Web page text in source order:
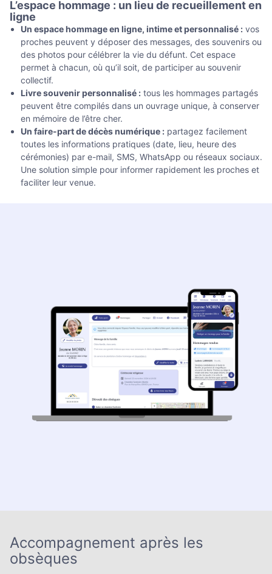
L’espace hommage : un lieu de recueillement en
ligne
Un espace hommage en ligne, intime et personnalisé : vos
proches peuvent y déposer des messages, des souvenirs ou
des photos pour célébrer la vie du défunt. Cet espace
permet à chacun, où qu’il soit, de participer au souvenir
collectif.
Livre souvenir personnalisé : tous les hommages partagés
peuvent être compilés dans un ouvrage unique, à conserver
en mémoire de l’être cher.
Un faire-part de décès numérique : partagez facilement
toutes les informations pratiques (date, lieu, heure des
cérémonies) par e-mail, SMS, WhatsApp ou réseaux sociaux.
Une solution simple pour informer rapidement les proches et
faciliter leur venue.
Accompagnement après les
obsèques